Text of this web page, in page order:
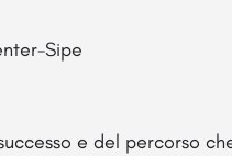
Sipe
e del percorso